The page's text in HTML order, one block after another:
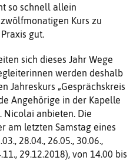
so schnell allein
Kurs zu
gut.
sich dieses Jahr Wege
werden deshalb
Jahreskurs „Gesprächskreis
Angehörige in der Kapelle
Nicolai anbieten. Die
am letzten Samstag eines
28.04., 26.05., 30.06.,
29.12.2018), von 14.00 bis